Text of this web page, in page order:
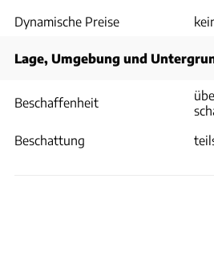
Dynamische Preise
Lage, Umgebung und
Beschaffenheit
Beschattung